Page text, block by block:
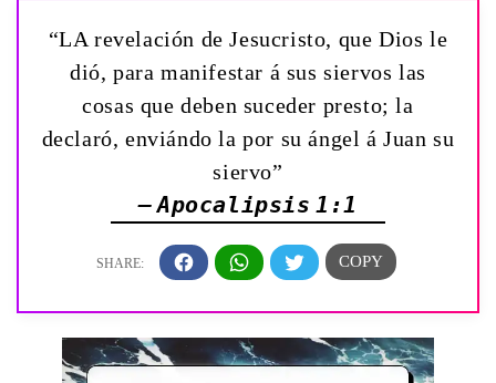
“LA revelación de Jesucristo, que Dios le
dió, para manifestar á sus siervos las
cosas que deben suceder presto; la
declaró, enviándo la por su ángel á Juan su
siervo”
— Apocalipsis 1:1